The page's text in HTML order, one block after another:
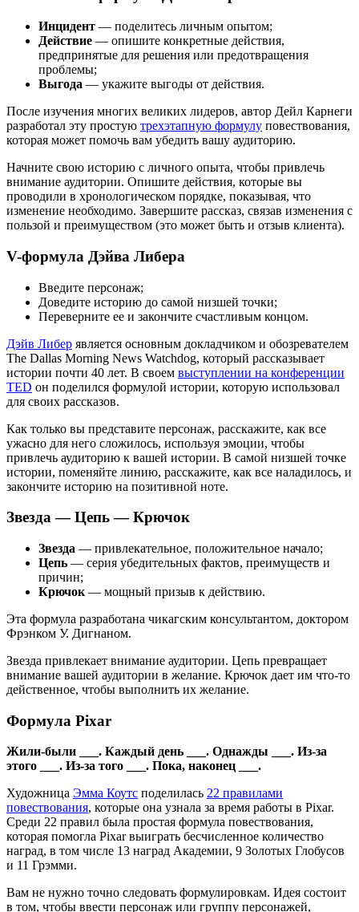
Инцидент — поделитесь личным опытом;
Действие — опишите конкретные действия,
предпринятые для решения или предотвращения
проблемы;
Выгода — укажите выгоды от действия.
После изучения многих великих лидеров, автор Дейл Карнеги
разработал эту простую трехэтапную формулу повествования,
которая может помочь вам убедить вашу аудиторию.
Начните свою историю с личного опыта, чтобы привлечь
внимание аудитории. Опишите действия, которые вы
проводили в хронологическом порядке, показывая, что
изменение необходимо. Завершите рассказ, связав изменения с
пользой и преимуществом (это может быть и отзыв клиента).
V-формула Дэйва Либера
Введите персонаж;
Доведите историю до самой низшей точки;
Переверните ее и закончите счастливым концом.
Дэйв Либер является основным докладчиком и обозревателем
The Dallas Morning News Watchdog, который рассказывает
истории почти 40 лет. В своем выступлении на конференции
TED он поделился формулой истории, которую использовал
для своих рассказов.
Как только вы представите персонаж, расскажите, как все
ужасно для него сложилось, используя эмоции, чтобы
привлечь аудиторию к вашей истории. В самой низшей точке
истории, поменяйте линию, расскажите, как все наладилось, и
закончите историю на позитивной ноте.
Звезда — Цепь — Крючок
Звезда — привлекательное, положительное начало;
Цепь — серия убедительных фактов, преимуществ и
причин;
Крючок — мощный призыв к действию.
Эта формула разработана чикагским консультантом, доктором
Фрэнком У. Дигнаном.
Звезда привлекает внимание аудитории. Цепь превращает
внимание вашей аудитории в желание. Крючок дает им что-то
действенное, чтобы выполнить их желание.
Формула Pixar
Жили-были ___. Каждый день ___. Однажды ___. Из-за
этого ___. Из-за того ___. Пока, наконец ___.
Художница Эмма Коутс поделилась 22 правилами
повествования, которые она узнала за время работы в Pixar.
Среди 22 правил была простая формула повествования,
которая помогла Pixar выиграть бесчисленное количество
наград, в том числе 13 наград Академии, 9 Золотых Глобусов
и 11 Грэмми.
Вам не нужно точно следовать формулировкам. Идея состоит
в том, чтобы ввести персонаж или группу персонажей,